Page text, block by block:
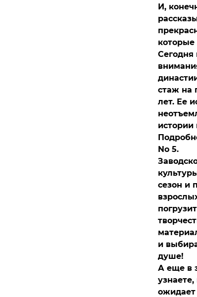
И,
Сегодня
стаж на
лет. Ее
истории
No 5.
сезон и
и
душе!
А еще в
ожидает